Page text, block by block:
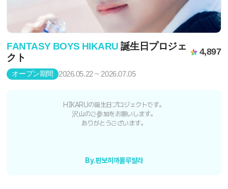
FANTASY BOYS HIKARU 誕生日プロジェ
クト
4,897
オープン期間 2026.05.22 ~ 2026.07.05
HIKARUの誕生日プロジェクトです。
沢山のご参加をお願いします。
ありがとうございます。
By.판보히까룰루랄라